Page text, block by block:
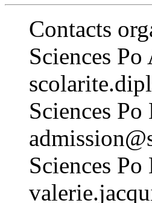
Contacts
Sciences
Sciences
Sciences